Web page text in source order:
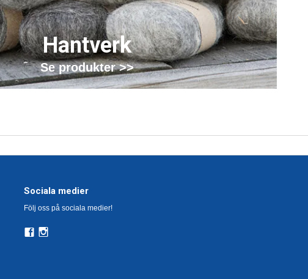
Hantverk
Se produkter >>
Sociala medier
Följ oss på sociala medier!